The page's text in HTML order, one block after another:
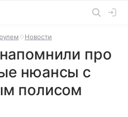
Новости
про
нюансы с
полисом